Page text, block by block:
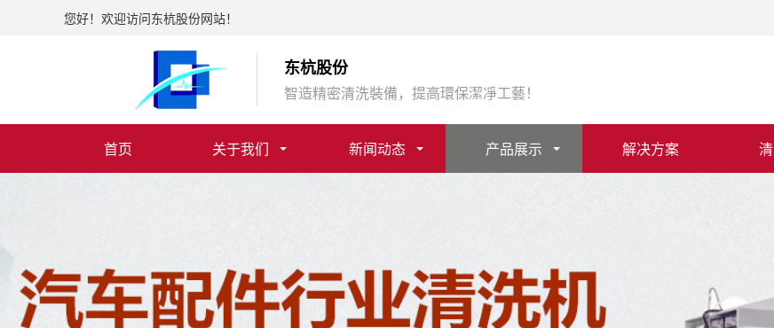
您好！欢迎访问东杭股份网站！
东杭股份
智造精密清洗裝備，提高環保潔凈工藝！
首页 关于我们 新闻动态 产品展示 解决方案